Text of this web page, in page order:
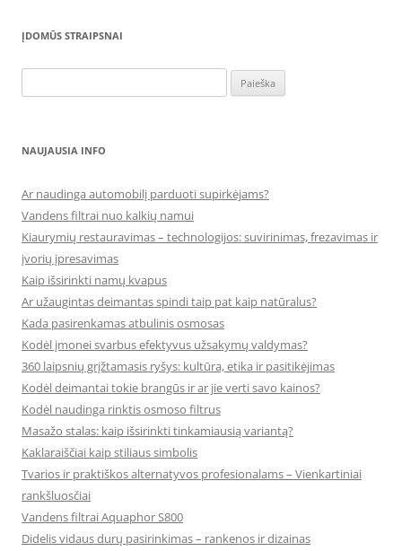
ĮDOMŪS STRAIPSNAI
NAUJAUSIA INFO
Ar naudinga automobilį parduoti supirkėjams?
Vandens filtrai nuo kalkių namui
Kiaurymių restauravimas – technologijos: suvirinimas, frezavimas ir
įvorių įpresavimas
Kaip išsirinkti namų kvapus
Ar užaugintas deimantas spindi taip pat kaip natūralus?
Kada pasirenkamas atbulinis osmosas
Kodėl įmonei svarbus efektyvus užsakymų valdymas?
360 laipsnių grįžtamasis ryšys: kultūra, etika ir pasitikėjimas
Kodėl deimantai tokie brangūs ir ar jie verti savo kainos?
Kodėl naudinga rinktis osmoso filtrus
Masažo stalas: kaip išsirinkti tinkamiausią variantą?
Kaklaraiščiai kaip stiliaus simbolis
Tvarios ir praktiškos alternatyvos profesionalams – Vienkartiniai
rankšluosčiai
Vandens filtrai Aquaphor S800
Didelis vidaus durų pasirinkimas – rankenos ir dizainas